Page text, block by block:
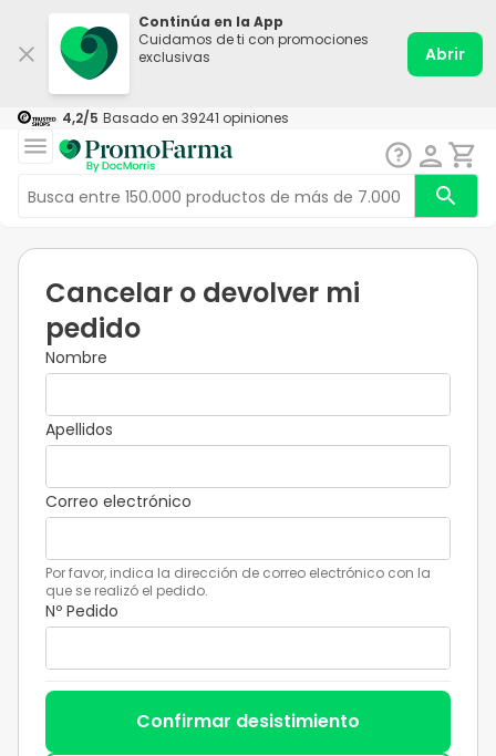
Continúa en la App
Cuidamos de ti con promociones
exclusivas
Abrir
4,2/5 Basado en 39241 opiniones
Cancelar o devolver mi
pedido
Nombre
Apellidos
Correo electrónico
Por favor, indica la dirección de correo electrónico con la
que se realizó el pedido.
Nº Pedido
Confirmar desistimiento